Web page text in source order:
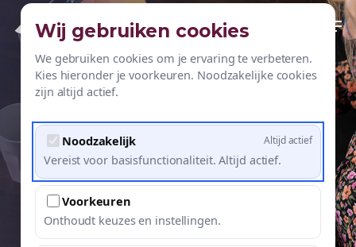
Skip
main
contentHeb je een vraag? Wil je een
Je bent altijd welkom voor een kop koffie
of thee en een goed gesprek.
Wij gebruiken cookies
We gebruiken cookies om je ervaring te verbeteren.
Kies hieronder je voorkeuren. Noodzakelijke cookies
zijn altijd actief.
Noodzakelijk Altijd actief
Vereist voor basisfunctionaliteit. Altijd actief.
Voorkeuren
Onthoudt keuzes en instellingen.